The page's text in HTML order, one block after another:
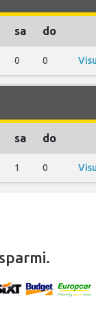
sa do
0 0
sa do
1 0